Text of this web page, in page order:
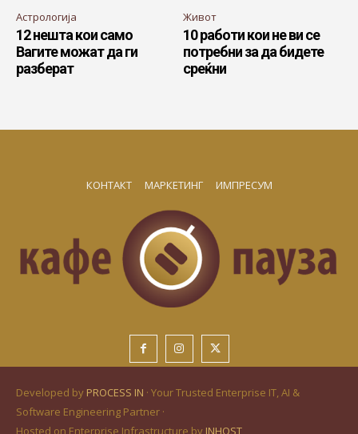
Астрологија
12 нешта кои само
Вагите можат да ги
разберат
Живот
10 работи кои не ви се
потребни за да бидете
среќни
КОНТАКТ МАРКЕТИНГ ИМПРЕСУМ
Developed by PROCESS IN · Your Trusted Enterprise IT, AI &
Software Engineering Partner ·
Hosted on Enterprise Infrastructure by INHOST